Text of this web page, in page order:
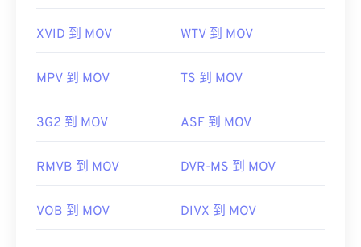
XVID 到 MOV WTV 到 MOV
MPV 到 MOV TS 到 MOV
3G2 到 MOV ASF 到 MOV
RMVB 到 MOV DVR-MS 到 MOV
VOB 到 MOV DIVX 到 MOV